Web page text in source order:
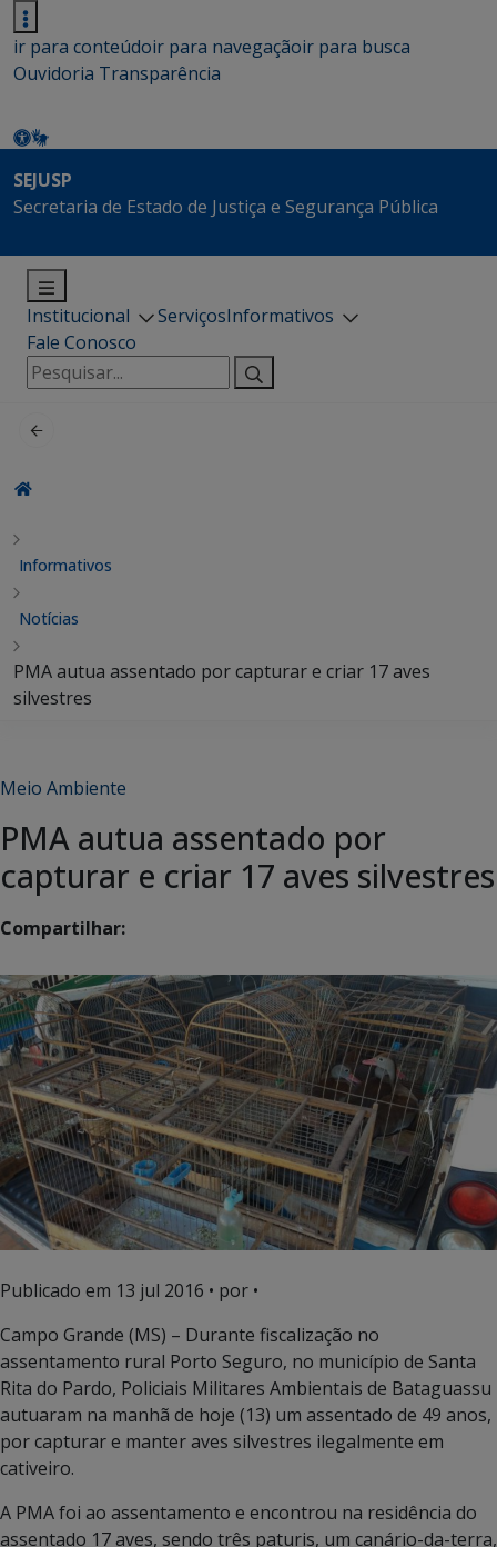
ir para conteúdoir para navegaçãoir para busca
Ouvidoria Transparência
SEJUSP
Secretaria de Estado de Justiça e Segurança Pública
Institucional ServiçosInformativos
Fale Conosco
Pesquisar
por:
Informativos
Notícias
PMA autua assentado por capturar e criar 17 aves
silvestres
Meio Ambiente
PMA autua assentado por
capturar e criar 17 aves silvestres
Compartilhar:
Publicado em 13 jul 2016 • por •
Campo Grande (MS) – Durante fiscalização no
assentamento rural Porto Seguro, no município de Santa
Rita do Pardo, Policiais Militares Ambientais de Bataguassu
autuaram na manhã de hoje (13) um assentado de 49 anos,
por capturar e manter aves silvestres ilegalmente em
cativeiro.
A PMA foi ao assentamento e encontrou na residência do
assentado 17 aves, sendo três paturis, um canário-da-terra,